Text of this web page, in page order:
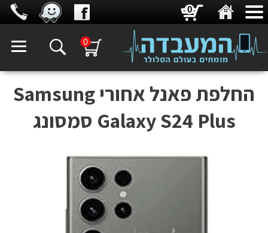
0
‏החלפת פאנל אחורי Samsung
Galaxy S24 Plus סמסונג
0